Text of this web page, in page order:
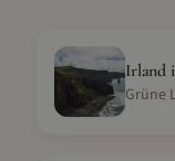
Irland